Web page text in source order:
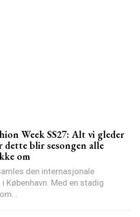
Week SS27: Alt vi gleder
blir sesongen alle
om
den internasjonale
København. Med en stadig